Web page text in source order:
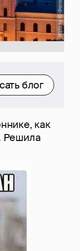
блог
как
Решила